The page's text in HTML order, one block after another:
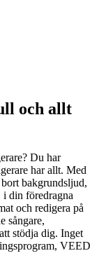
och allt
Du har
har allt. Med
bakgrundsljud,
din föredragna
och redigera på
sångare,
stödja dig. Inget
VEED